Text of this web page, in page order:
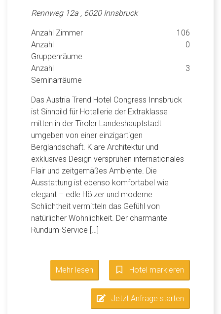
Rennweg 12a , 6020 Innsbruck
Anzahl Zimmer
106
Anzahl
Gruppenräume
0
Anzahl
Seminarräume
3
Das Austria Trend Hotel Congress Innsbruck
ist Sinnbild für Hotellerie der Extraklasse
mitten in der Tiroler Landeshauptstadt
umgeben von einer einzigartigen
Berglandschaft. Klare Architektur und
exklusives Design versprühen internationales
Flair und zeitgemäßes Ambiente. Die
Ausstattung ist ebenso komfortabel wie
elegant – edle Hölzer und moderne
Schlichtheit vermitteln das Gefühl von
natürlicher Wohnlichkeit. Der charmante
Rundum-Service […]
Mehr lesen Hotel markieren
Jetzt Anfrage starten